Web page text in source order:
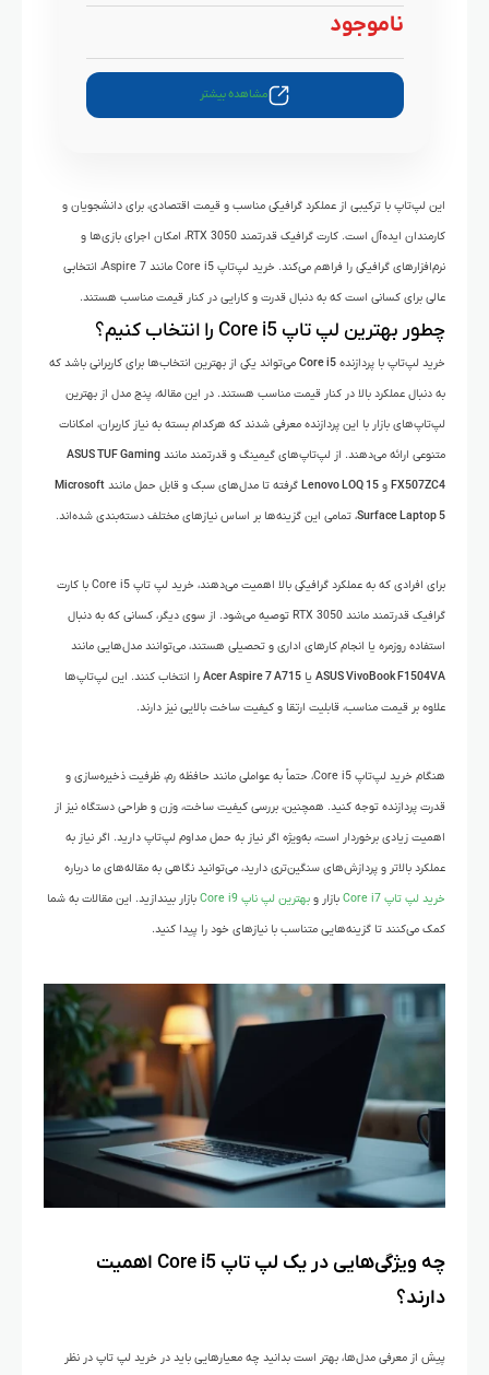
ناموجود
مشاهده بیشتر
این لپ‌تاپ با ترکیبی از عملکرد گرافیکی مناسب و قیمت اقتصادی، برای دانشجویان و
کارمندان ایده‌آل است. کارت گرافیک قدرتمند RTX 3050، امکان اجرای بازی‌ها و
نرم‌افزارهای گرافیکی را فراهم می‌کند. خرید لپ‌تاپ Core i5 مانند Aspire 7، انتخابی
عالی برای کسانی است که به دنبال قدرت و کارایی در کنار قیمت مناسب هستند.
چطور بهترین لپ‌ تاپ Core i5 را انتخاب کنیم؟
خرید لپ‌تاپ با پردازنده Core i5 می‌تواند یکی از بهترین انتخاب‌ها برای کاربرانی باشد که
به دنبال عملکرد بالا در کنار قیمت مناسب هستند. در این مقاله، پنج مدل از بهترین
لپ‌تاپ‌های بازار با این پردازنده معرفی شدند که هرکدام بسته به نیاز کاربران، امکانات
متنوعی ارائه می‌دهند. از لپ‌تاپ‌های گیمینگ و قدرتمند مانند ASUS TUF Gaming
FX507ZC4 و Lenovo LOQ 15 گرفته تا مدل‌های سبک و قابل حمل مانند Microsoft
Surface Laptop 5، تمامی این گزینه‌ها بر اساس نیازهای مختلف دسته‌بندی شده‌اند.
برای افرادی که به عملکرد گرافیکی بالا اهمیت می‌دهند، خرید لپ تاپ Core i5 با کارت
گرافیک قدرتمند مانند RTX 3050 توصیه می‌شود. از سوی دیگر، کسانی که به دنبال
استفاده روزمره یا انجام کارهای اداری و تحصیلی هستند، می‌توانند مدل‌هایی مانند
ASUS VivoBook F1504VA یا Acer Aspire 7 A715 را انتخاب کنند. این لپ‌تاپ‌ها
علاوه بر قیمت مناسب، قابلیت ارتقا و کیفیت ساخت بالایی نیز دارند.
هنگام خرید لپ‌تاپ Core i5، حتماً به عواملی مانند حافظه رم، ظرفیت ذخیره‌سازی و
قدرت پردازنده توجه کنید. همچنین، بررسی کیفیت ساخت، وزن و طراحی دستگاه نیز از
اهمیت زیادی برخوردار است، به‌ویژه اگر نیاز به حمل مداوم لپ‌تاپ دارید. اگر نیاز به
عملکرد بالاتر و پردازش‌های سنگین‌تری دارید، می‌توانید نگاهی به مقاله‌های ما درباره
خرید لپ تاپ Core i7 بازار و بهترین لپ ناپ Core i9 بازار بیندازید. این مقالات به شما
کمک می‌کنند تا گزینه‌هایی متناسب با نیازهای خود را پیدا کنید.
چه ویژگی‌هایی در یک لپ‌ تاپ Core i5 اهمیت
دارند؟
پیش از معرفی مدل‌ها، بهتر است بدانید چه معیارهایی باید در خرید لپ‌ تاپ در نظر